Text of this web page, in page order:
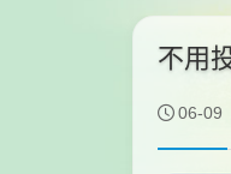
不用
06-09